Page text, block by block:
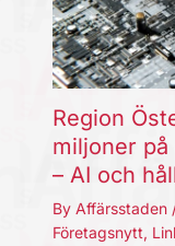
Region
miljoner
– AI och
By Affärsstaden
Företagsnytt,